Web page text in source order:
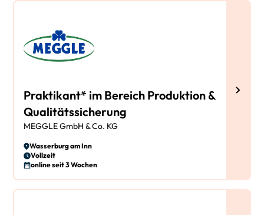
Praktikant* im Bereich Produktion &
Qualitätssicherung
MEGGLE GmbH & Co. KG
Wasserburg am Inn
Vollzeit
online seit 3 Wochen